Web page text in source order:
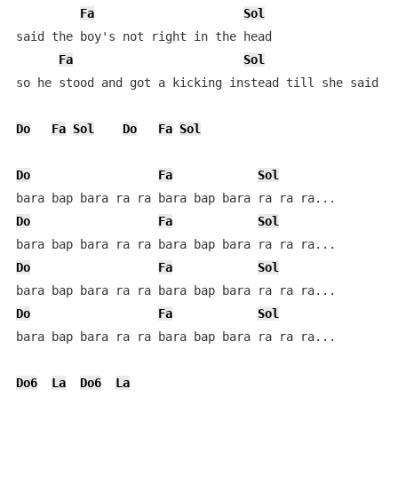
Fa
Sol
said the boy's not right in the head
Fa
Sol
so he stood and got a kicking instead till she said
Do Fa Sol Do Fa Sol
Do Fa
Sol
Do
Fa
Sol
Do
Fa
Sol
Do
Fa
Sol
bara bap bara ra ra bara bap bara ra ra ra...
Do6 La Do6 La